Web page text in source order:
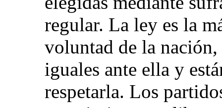
regular. La ley es la
voluntad de la
iguales ante ella y
respetarla. Los